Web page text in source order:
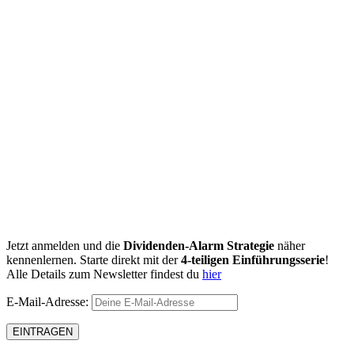
Jetzt anmelden und die Dividenden-Alarm Strategie näher
kennenlernen. Starte direkt mit der4-teiligen Einführungsserie!
Alle Details zum Newsletter findest du hier
E-Mail-Adresse: